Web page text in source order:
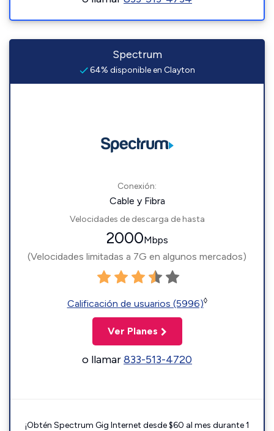
Spectrum
64% disponible en Clayton
Conexión:
Cable y Fibra
Velocidades de descarga de hasta
2000Mbps
(Velocidades limitadas a 7G en algunos mercados)
Calificación de usuarios (5996)◊
Ver Planes
o llamar833-513-4720
¡Obtén Spectrum Gig Internet desde $60 al mes durante 1